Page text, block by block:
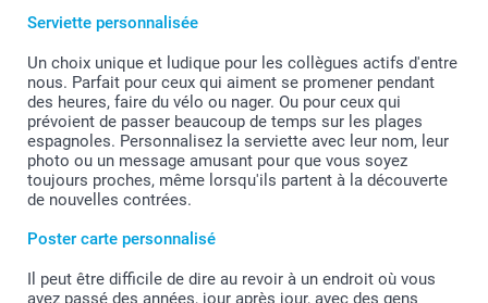
Serviette personnalisée
Un choix unique et ludique pour les collègues actifs d'entre
nous. Parfait pour ceux qui aiment se promener pendant
des heures, faire du vélo ou nager. Ou pour ceux qui
prévoient de passer beaucoup de temps sur les plages
espagnoles. Personnalisez la serviette avec leur nom, leur
photo ou un message amusant pour que vous soyez
toujours proches, même lorsqu'ils partent à la découverte
de nouvelles contrées.
Poster carte personnalisé
Il peut être difficile de dire au revoir à un endroit où vous
avez passé des années, jour après jour, avec des gens